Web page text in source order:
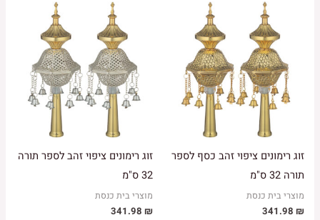
זוג רימונים ציפוי זהב כסף לספר
תורה 32 ס"מ
מוצרי בית כנסת
341.98 ₪
זוג רימונים ציפוי זהב לספר תורה
32 ס"מ
מוצרי בית כנסת
341.98 ₪